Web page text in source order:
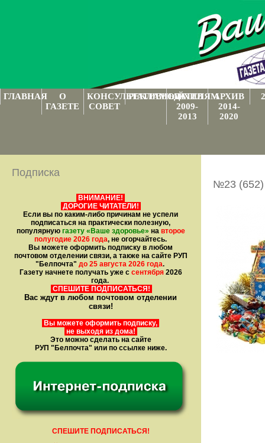
ГЛАВНАЯ
О
ГАЗЕТЕ
КОНСУЛЬТАТИВНЫЙ
СОВЕТ
РЕКЛАМОДАТЕЛЯМ
АРХИВ
2009-
2013
АРХИВ
2014-
2020
Подписка
ВНИМАНИЕ!
ДОРОГИЕ ЧИТАТЕЛИ!
Если вы по каким-либо причинам не успели
подписаться на практически полезную,
популярную газету «Ваше здоровье» на второе
полугодие 2026 года, не огорчайтесь.
Вы можете оформить подписку в любом
почтовом отделении связи, а также на сайте РУП
"Белпочта" до 25 августа 2026 года.
Газету начнете получать уже с сентября2026
года.
СПЕШИТЕ ПОДПИСАТЬСЯ!
Вас ждут в любом почтовом отделении
связи!
Вы можете оформить подписку,
не выходя из дома!
Это можно сделать на сайте
РУП "Белпочта" или по ссылке ниже.
СПЕШИТЕ ПОДПИСАТЬСЯ!
№23 (652)